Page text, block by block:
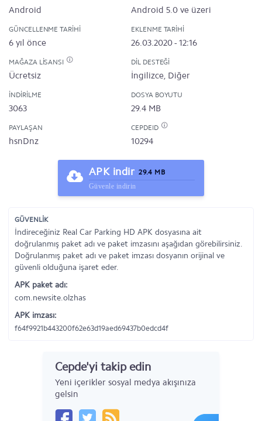
Android Android 5.0 ve üzeri
GÜNCELLENME TARIHI
6 yıl önce
EKLENME TARIHI
26.03.2020 - 12:16
MAĞAZA LISANSI
Ücretsiz
DIL DESTEĞI
İngilizce, Diğer
İNDIRILME
3063
DOSYA BOYUTU
29.4 MB
PAYLAŞAN
hsnDnz
CEPDEID
10294
APK indir 29.4 MB
Güvenle indirin
GÜVENLİK
İndireceğiniz Real Car Parking HD APK dosyasına ait
doğrulanmış paket adı ve paket imzasını aşağıdan görebilirsiniz.
Doğrulanmış paket adı ve paket imzası dosyanın orijinal ve
güvenli olduğuna işaret eder.
APK paket adı:
com.newsite.olzhas
APK imzası:
f64f9921b443200f62e63d19aed69437b0edcd4f
Cepde'yi takip edin
Yeni içerikler sosyal medya akışınıza
gelsin